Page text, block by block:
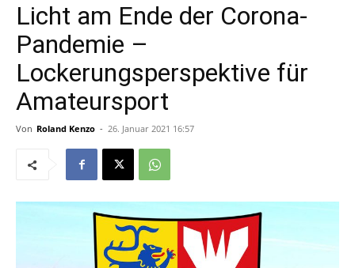
Licht am Ende der Corona-
Pandemie –
Lockerungsperspektive für
Amateursport
Von Roland Kenzo - 26. Januar 2021 16:57